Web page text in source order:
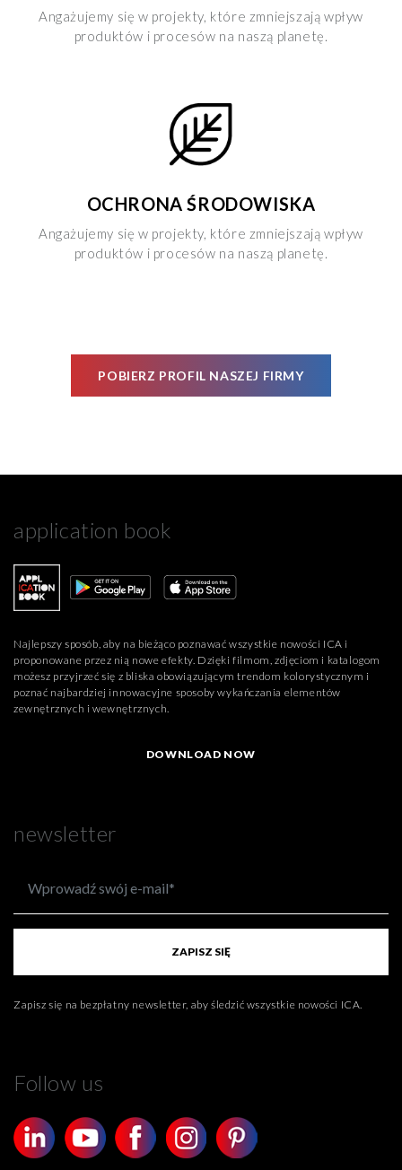
Angażujemy się w projekty, które zmniejszają wpływ
produktów i procesów na naszą planetę.
OCHRONA ŚRODOWISKA
Angażujemy się w projekty, które zmniejszają wpływ
produktów i procesów na naszą planetę.
POBIERZ PROFIL NASZEJ FIRMY
application book
Najlepszy sposób, aby na bieżąco poznawać wszystkie nowości ICA i
proponowane przez nią nowe efekty. Dzięki filmom, zdjęciom i katalogom
możesz przyjrzeć się z bliska obowiązującym trendom kolorystycznym i
poznać najbardziej innowacyjne sposoby wykańczania elementów
zewnętrznych i wewnętrznych.
DOWNLOAD NOW
newsletter
ZAPISZ SIĘ
Zapisz się na bezpłatny newsletter, aby śledzić wszystkie nowości ICA.
Follow us